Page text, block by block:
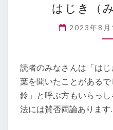
はじき（
2023年8月
読者のみなさんは「は
葉を聞いたことがある
鈴」と呼ぶ方もいらっ
法には賛否両論ありま